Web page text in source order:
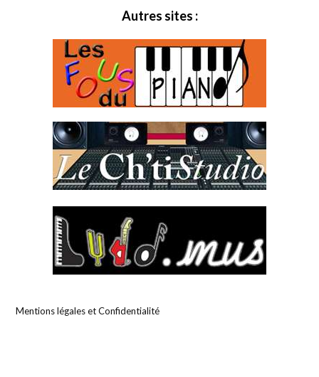
Autres sites :
Mentions légales et Confidentialité